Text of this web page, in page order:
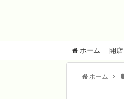
ホーム 開
ホーム